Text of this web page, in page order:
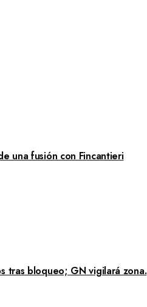
una fusión con Fincantieri
tras bloqueo; GN vigilará zona.